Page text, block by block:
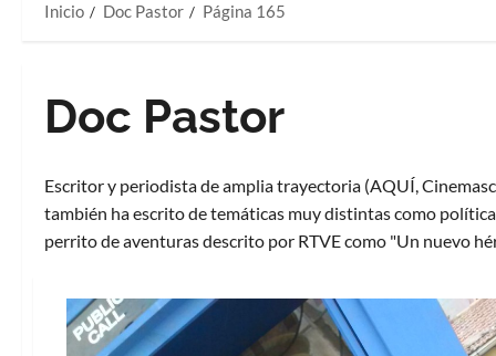
Inicio Doc Pastor Página 165
Doc Pastor
Escritor y periodista de amplia trayectoria (AQUÍ,
también ha escrito de temáticas muy distintas como
perrito de aventuras descrito por RTVE como "Un nuevo